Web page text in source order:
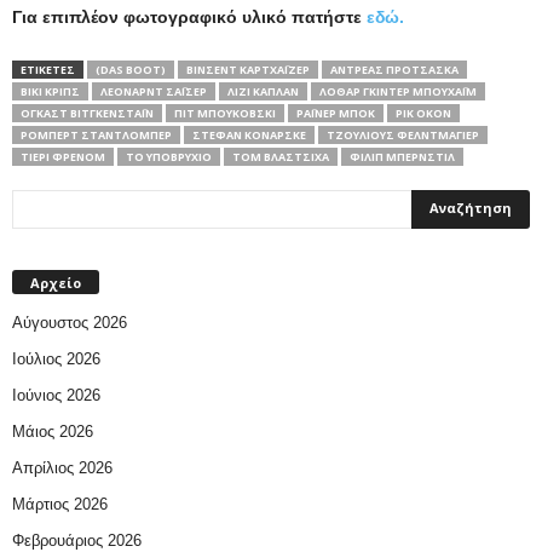
Για επιπλέον φωτογραφικό υλικό πατήστε εδώ.
ΕΤΙΚΕΤΕΣ (DAS BOOT) BΊΝΣΕΝΤ ΚΑΡΤΧΆΙΖΕΡ
ΑΝΤΡΈΑΣ ΠΡΟΤΣΆΣΚΑ
ΒΊΚΙ ΚΡΙΠΣ
ΛΈΟΝΑΡΝΤ ΣΆΙΣΕΡ ΛΊΖΙ ΚΆΠΛΑΝ
ΛΌΘΑΡ ΓΚΊΝΤΕΡ ΜΠΟΎΧΑΪΜ
ΌΓΚΑΣΤ ΒΊΤΓΚΕΝΣΤΑΪΝ
ΠΙΤ ΜΠΟΥΚΌΒΣΚΙ ΡΆΙΝΕΡ ΜΠΟΚ
ΡΙΚ ΌΚΟΝ
ΡΌΜΠΕΡΤ ΣΤΑΝΤΛΌΜΠΕΡ
ΣΤΈΦΑΝ ΚΌΝΑΡΣΚΕ
ΤΖΟΎΛΙΟΥΣ ΦΈΛΝΤΜΑΓΙΕΡ
ΤΙΕΡΊ ΦΡΕΝΌΜ
ΤΟ ΥΠΟΒΡΎΧΙΟ ΤΟΜ ΒΛΆΣΤΣΙΧΑ ΦΊΛΙΠ ΜΠΈΡΝΣΤΙΛ
Αρχείο
Αύγουστος 2026
Ιούλιος 2026
Ιούνιος 2026
Μάιος 2026
Απρίλιος 2026
Μάρτιος 2026
Φεβρουάριος 2026